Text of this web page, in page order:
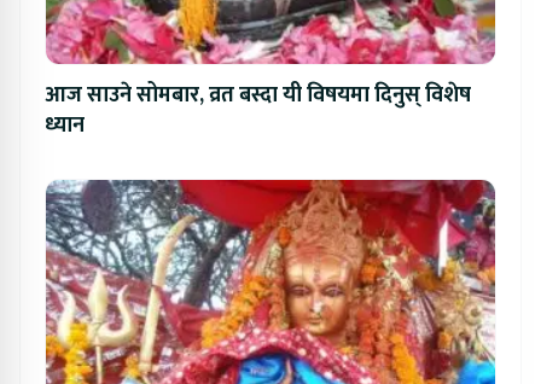
आज साउने सोमबार, व्रत बस्दा यी विषयमा दिनुस् विशेष
ध्यान